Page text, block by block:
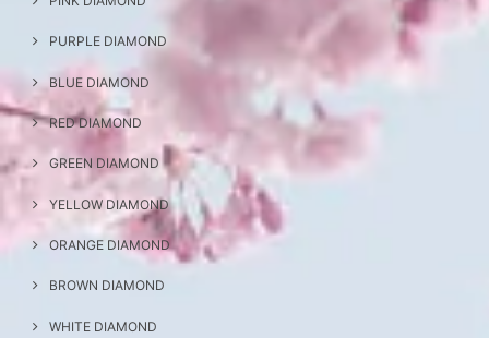
PURPLE DIAMOND
BLUE DIAMOND
RED DIAMOND
GREEN DIAMOND
YELLOW DIAMOND
ORANGE DIAMOND
BROWN DIAMOND
WHITE DIAMOND